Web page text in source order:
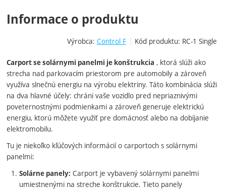
Informace o produktu
Výrobca: Control F Kód produktu: RC-1 Single
Carport se solárnymi panelmi je konštrukcia , ktorá slúži ako
strecha nad parkovacím priestorom pre automobily a zároveň
využíva slnečnú energiu na výrobu elektriny. Táto kombinácia slúži
na dva hlavné účely: chráni vaše vozidlo pred nepriaznivými
poveternostnými podmienkami a zároveň generuje elektrickú
energiu, ktorú môžete využiť pre domácnosť alebo na dobíjanie
elektromobilu.
Tu je niekoľko kľúčových informácií o carportoch s solárnymi
panelmi:
Solárne panely: Carport je vybavený solárnymi panelmi
umiestnenými na streche konštrukcie. Tieto panely